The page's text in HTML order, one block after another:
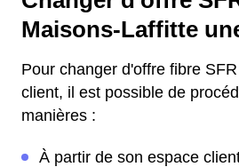
Maisons-Laffitte
Pour changer d'offre fibre
client, il est possible de
manières :
À partir de son espace